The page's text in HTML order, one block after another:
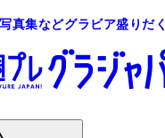
真集などグラビア盛りだ